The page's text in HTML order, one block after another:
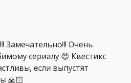
Замечательно!!! Очень
сериалу 😍 Квестикс
если выпустят
🙏🏻